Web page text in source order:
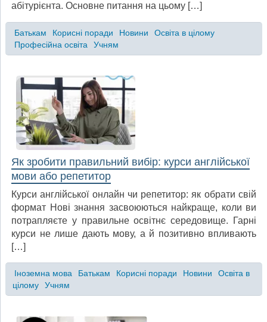
абітурієнта. Основне питання на цьому […]
Батькам Корисні поради Новини
Освіта в цілому
Професійна освіта
Учням
Як зробити правильний вибір: курси англійської
мови або репетитор
Курси англійської онлайн чи репетитор: як обрати свій
формат Нові знання засвоюються найкраще, коли ви
потрапляєте у правильне освітнє середовище. Гарні
курси не лише дають мову, а й позитивно впливають
[…]
Іноземна мова Батькам Корисні поради Новини
Освіта в
цілому
Учням